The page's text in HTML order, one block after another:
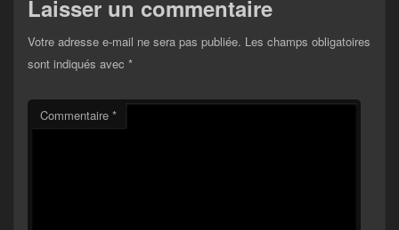
Laisser un commentaire
Votre adresse e-mail ne sera pas publiée. Les champs obligatoires
sont indiqués avec *
Commentaire *